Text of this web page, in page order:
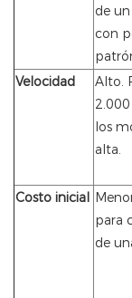
de
con
Velocidad
Alto.
los
alta.
Costo inicial
para
de